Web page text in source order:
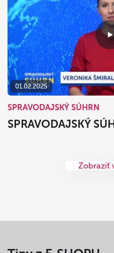
01.02.2025
SPRAVODAJSKÝ SÚHRN
SPRAVODAJSKÝ
Zobraziť